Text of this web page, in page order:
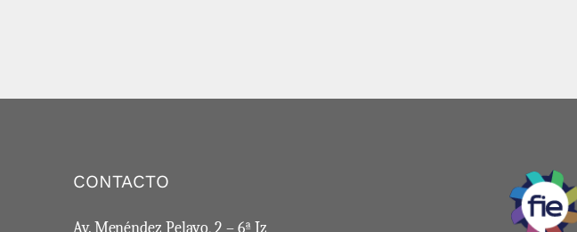
CONTACTO
Av. Menéndez Pelayo, 2 – 6ª Iz